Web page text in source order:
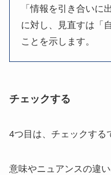
「情報を引き合いに
に対し、見直すは「
ことを示します。
チェックする
4つ目は、チェックする
意味やニュアンスの違い